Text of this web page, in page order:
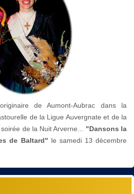
de Aumont-Aubrac dans la
de la Ligue Auvergnate et de la
de la Nuit Arverne... "Dansons la
de Baltard" le samedi 13 décembre